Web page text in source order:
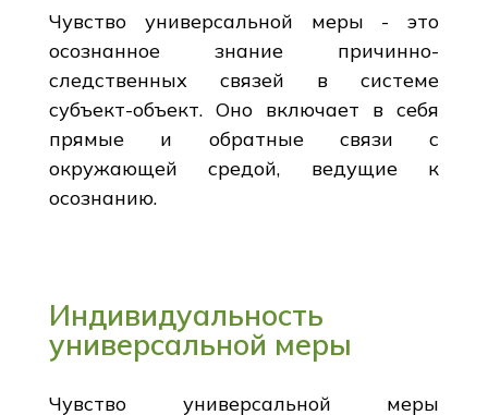
Чувство универсальной меры - это
осознанное знание причинно-
следственных связей в системе
субъект-объект. Оно включает в себя
прямые и обратные связи с
окружающей средой, ведущие к
осознанию.
Индивидуальность
универсальной меры
Чувство универсальной меры